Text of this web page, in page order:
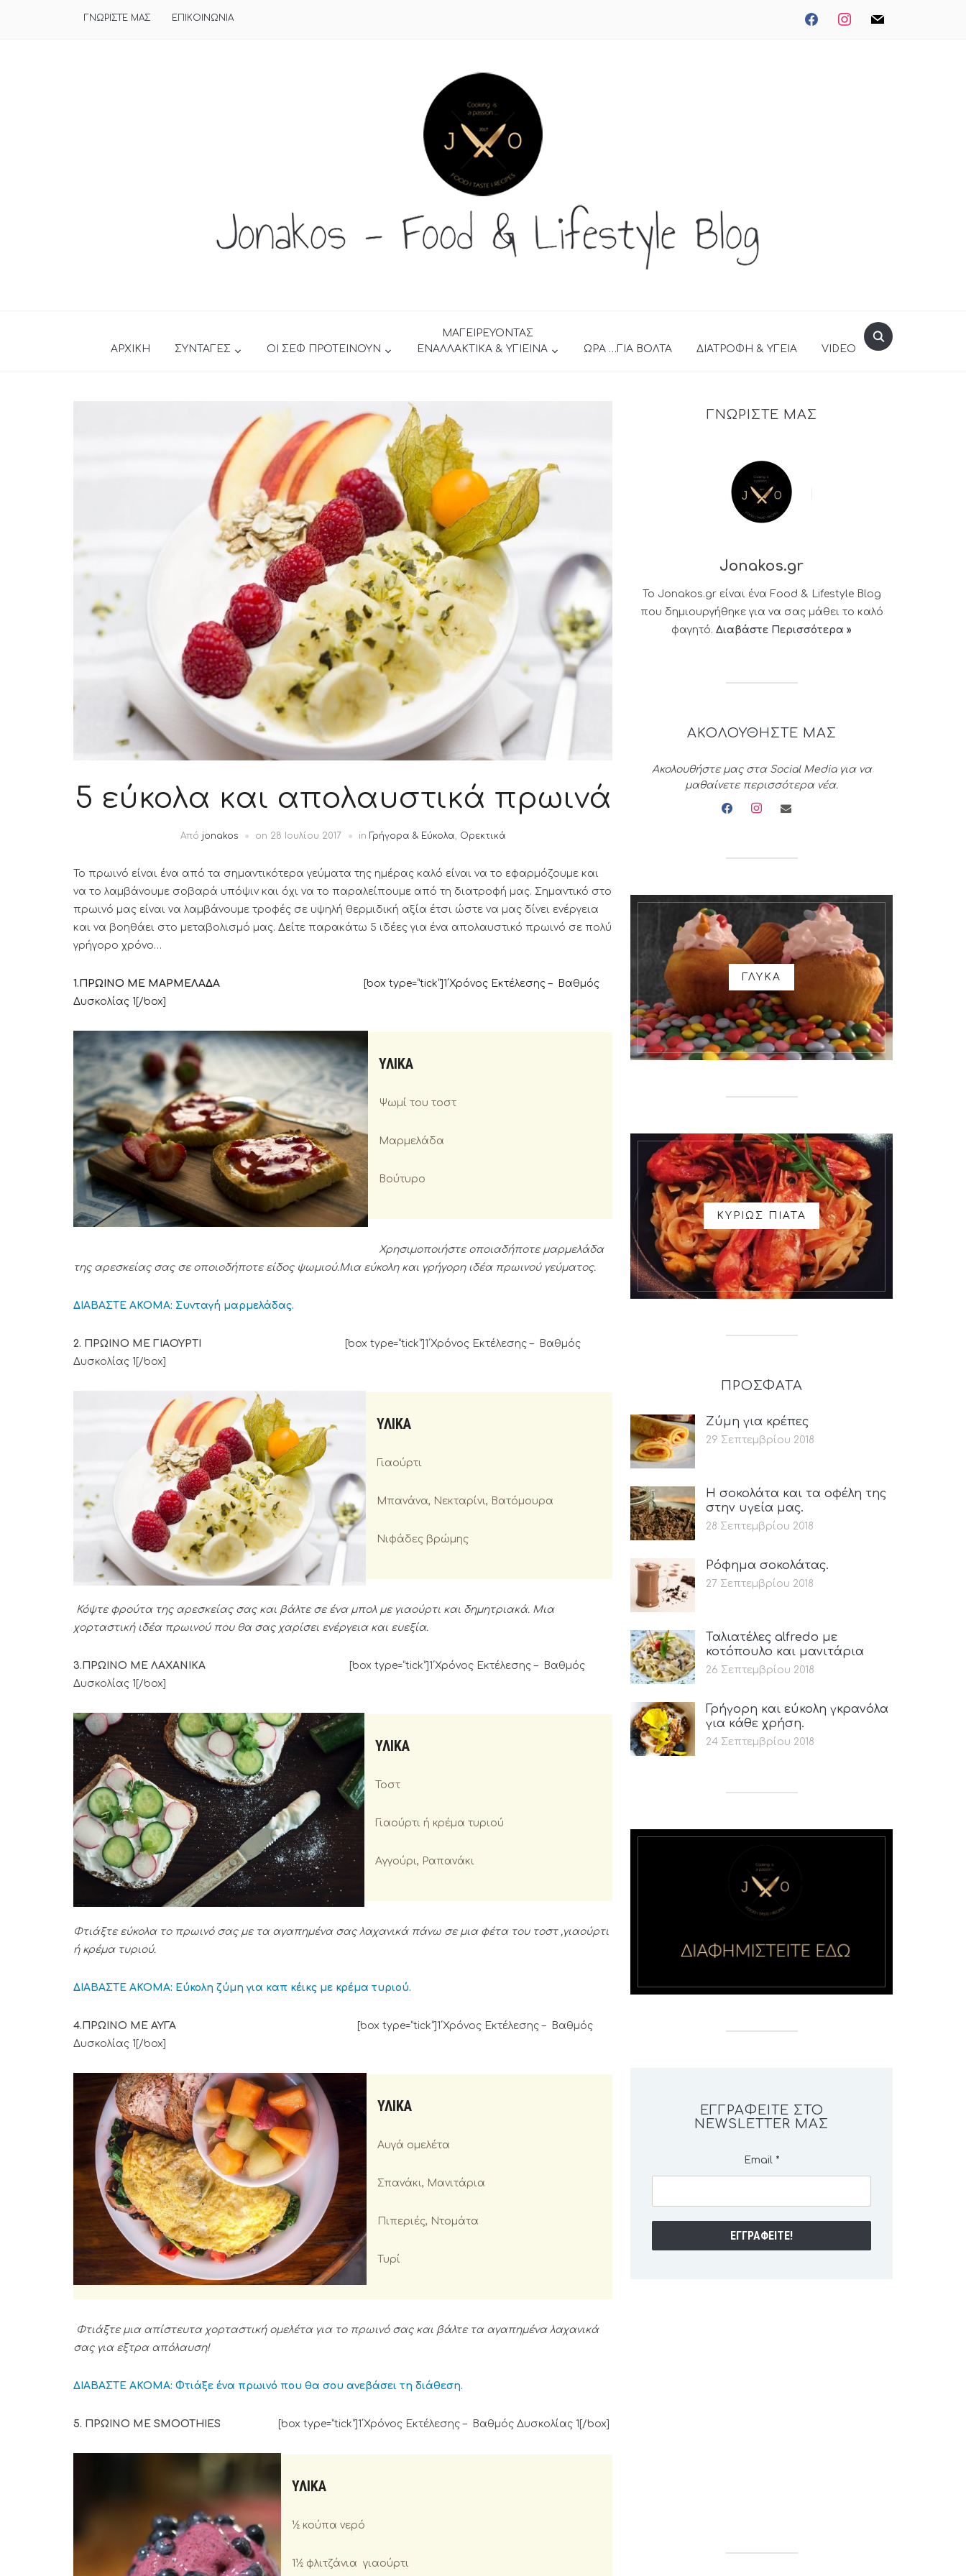
facebookinstagrammail
ΓΝΩΡΙΣΤΕ ΜΑΣ ΕΠΙΚΟΙΝΩΝΙΑ
ΑΡΧΙΚΗ ΣΥΝΤΑΓΕΣ ΟΙ ΣΕΦ ΠΡΟΤΕΙΝΟΥΝ
ΜΑΓΕΙΡΕΥΟΝΤΑΣ
ΕΝΑΛΛΑΚΤΙΚΑ & ΥΓΙΕΙΝΑ
ΩΡΑ …ΓΙΑ ΒΟΛΤΑ ΔΙΑΤΡΟΦΗ & ΥΓΕΙΑ VIDEO
5 εύκολα και απολαυστικά πρωινά
Από jonakos on 28 Ιουλίου 2017 in Γρήγορα & Εύκολα, Ορεκτικά
Το πρωινό είναι ένα από τα σημαντικότερα γεύματα της ημέρας καλό είναι να το εφαρμόζουμε και
να το λαμβάνουμε σοβαρά υπόψιν και όχι να το παραλείπουμε από τη διατροφή μας. Σημαντικό στο
πρωινό μας είναι να λαμβάνουμε τροφές σε υψηλή θερμιδική αξία έτσι ώστε να μας δίνει ενέργεια
και να βοηθάει στο μεταβολισμό μας. Δείτε παρακάτω 5 ιδέες για ένα απολαυστικό πρωινό σε πολύ
γρήγορο χρόνο…
1.ΠΡΩΙΝΟ ΜΕ ΜΑΡΜΕΛΑΔΑ
[box type=”tick”]1΄Χρόνος Εκτέλεσης – Βαθμός
Δυσκολίας 1[/box]
ΥΛΙΚΑ
Ψωμί του τοστ
Μαρμελάδα
Βούτυρο
Χρησιμοποιήστε οποιαδήποτε μαρμελάδα
της αρεσκείας σας σε οποιοδήποτε είδος ψωμιού.Μια εύκολη και γρήγορη ιδέα πρωινού γεύματος.
ΔΙΑΒΑΣΤΕ ΑΚΟΜΑ: Συνταγή μαρμελάδας.
2. ΠΡΩΙΝΟ ΜΕ ΓΙΑΟΥΡΤΙ
[box type=”tick”]1΄Χρόνος Εκτέλεσης – Βαθμός
Δυσκολίας 1[/box]
ΥΛΙΚΑ
Γιαούρτι
Μπανάνα, Νεκταρίνι, Βατόμουρα
Νιφάδες βρώμης
Κόψτε φρούτα της αρεσκείας σας και βάλτε σε ένα μπολ με γιαούρτι και δημητριακά. Μια
χορταστική ιδέα πρωινού που θα σας χαρίσει ενέργεια και ευεξία.
3.ΠΡΩΙΝΟ ΜΕ ΛΑΧΑΝΙΚΑ [box type=”tick”]1΄Χρόνος Εκτέλεσης – Βαθμός
Δυσκολίας 1[/box]
ΥΛΙΚΑ
Τοστ
Γιαούρτι ή κρέμα τυριού
Αγγούρι, Ραπανάκι
Φτιάξτε εύκολα το πρωινό σας με τα αγαπημένα σας λαχανικά πάνω σε μια φέτα του τοστ ,γιαούρτι
ή κρέμα τυριού.
ΔΙΑΒΑΣΤΕ ΑΚΟΜΑ: Εύκολη ζύμη για καπ κέικς με κρέμα τυριού.
4.ΠΡΩΙΝΟ ΜΕ ΑΥΓΑ
[box type=”tick”]1΄Χρόνος Εκτέλεσης – Βαθμός
Δυσκολίας 1[/box]
ΥΛΙΚΑ
Αυγά ομελέτα
Σπανάκι, Μανιτάρια
Πιπεριές, Ντομάτα
Τυρί
Φτιάξτε μια απίστευτα χορταστική ομελέτα για το πρωινό σας και βάλτε τα αγαπημένα λαχανικά
σας για εξτρα απόλαυση!
ΔΙΑΒΑΣΤΕ ΑΚΟΜΑ: Φτιάξε ένα πρωινό που θα σου ανεβάσει τη διάθεση.
5. ΠΡΩΙΝΟ ΜΕ SMOOTHIES [box type=”tick”]1΄Χρόνος Εκτέλεσης – Βαθμός Δυσκολίας 1[/box]
ΥΛΙΚΑ
½ κούπα νερό
1½ φλιτζάνια γιαούρτι
ΓΝΩΡΙΣΤΕ ΜΑΣ
Jonakos.gr
Το Jonakos.gr είναι ένα Food & Lifestyle Blog
που δημιουργήθηκε για να σας μάθει το καλό
φαγητό. Διαβάστε Περισσότερα »
ΑΚΟΛΟΥΘΗΣΤΕ ΜΑΣ
Ακολουθήστε μας στα Social Media για να
μαθαίνετε περισσότερα νέα.
facebookinstagramenvelope
ΓΛΥΚΑ
ΚΥΡΙΩΣ ΠΙΑΤΑ
ΠΡΟΣΦΑΤΑ
Ζύμη για κρέπες
29 Σεπτεμβρίου 2018
Η σοκολάτα και τα οφέλη της
στην υγεία μας.
28 Σεπτεμβρίου 2018
Ρόφημα σοκολάτας.
27 Σεπτεμβρίου 2018
Ταλιατέλες alfredo με
κοτόπουλο και μανιτάρια
26 Σεπτεμβρίου 2018
Γρήγορη και εύκολη γκρανόλα
για κάθε χρήση.
24 Σεπτεμβρίου 2018
ΕΓΓΡΑΦΕΊΤΕ ΣΤΟ
NEWSLETTER ΜΑΣ
Email *